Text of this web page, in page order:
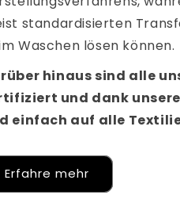
standardisierten
Waschen lösen können.
hinaus sind alle
und dank
einfach auf alle
Erfahre mehr